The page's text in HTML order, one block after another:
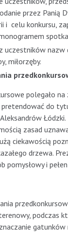
przez Panią
i celu konkursu,
uczestników nazw
miłorzęby.
polegało
do
zasad
ciekawością
drzewa.
pomysłowy i
podczas